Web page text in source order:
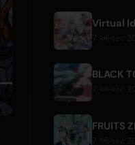
7 ઑગસ્ટ